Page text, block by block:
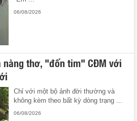
06/08/2026
nàng thơ, "đốn tim" CĐM với
Chỉ với một bộ ảnh đời thường và
không kèm theo bất kỳ dòng trạng ...
06/08/2026